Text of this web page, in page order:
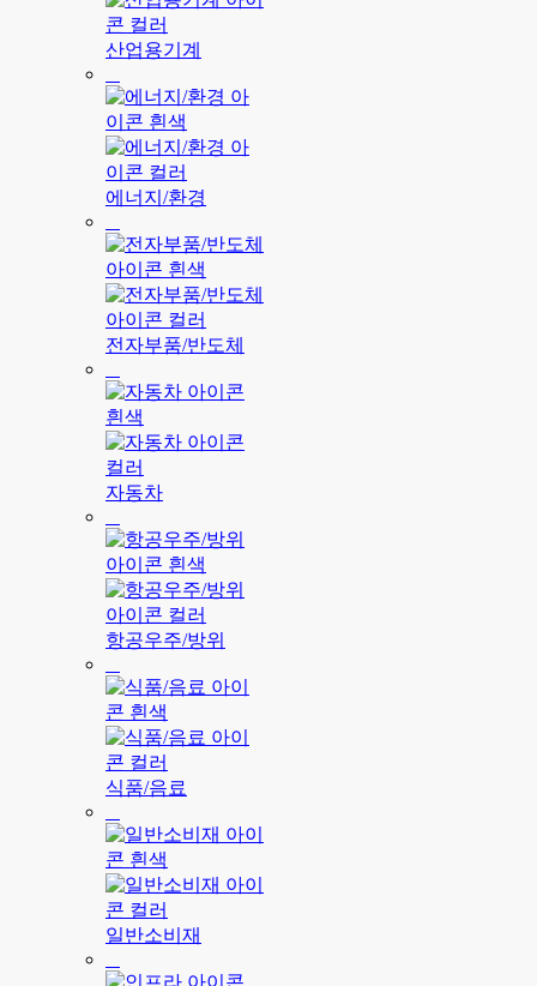
산업용기계
에너지/환경
전자부품/반도체
자동차
항공우주/방위
식품/음료
일반소비재